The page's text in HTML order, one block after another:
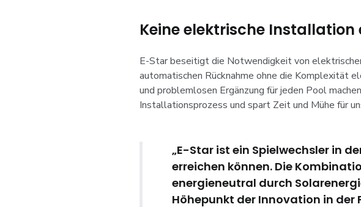
Keine elektrische
E-Star beseitigt die Notwendigkeit von
automatischen Rücknahme ohne die Komplexität
und problemlosen Ergänzung für jeden Pool
Installationsprozess und spart Zeit und Mühe für
„E-Star ist ein Spielwechsler in
erreichen können. Die
energieneutral durch
Höhepunkt der Innovation in der